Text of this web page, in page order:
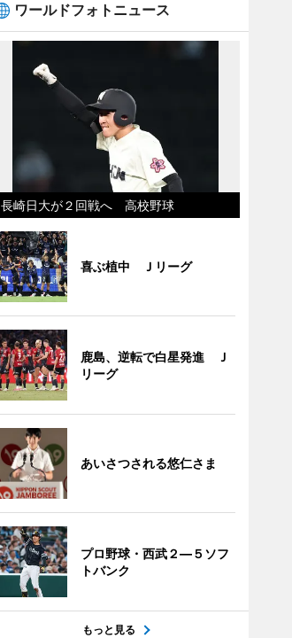
ワールドフォトニュース
長崎日大が２回戦へ 高校野球
喜ぶ植中 Ｊリーグ
鹿島、逆転で白星発進 Ｊ
リーグ
あいさつされる悠仁さま
プロ野球・西武２―５ソフ
トバンク
もっと見る